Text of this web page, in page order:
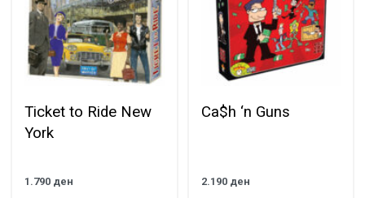
Ticket to Ride New
York
1.790 ден
Ca$h ‘n Guns
2.190 ден